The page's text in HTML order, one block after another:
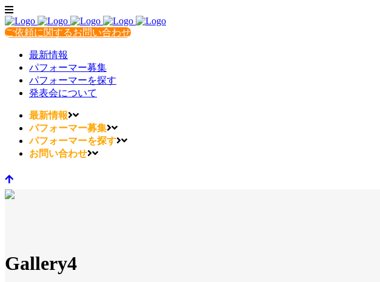
ご依頼に関するお問い合わせ
最新情報
パフォーマー募集
パフォーマーを探す
発表会について
最新情報
パフォーマー募集
パフォーマーを探す
お問い合わせ
Gallery4